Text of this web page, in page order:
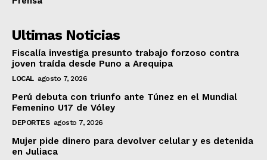
Ultimas Noticias
Fiscalía investiga presunto trabajo forzoso contra
joven traída desde Puno a Arequipa
LOCAL agosto 7, 2026
Perú debuta con triunfo ante Túnez en el Mundial
Femenino U17 de Vóley
DEPORTES agosto 7, 2026
Mujer pide dinero para devolver celular y es detenida
en Juliaca